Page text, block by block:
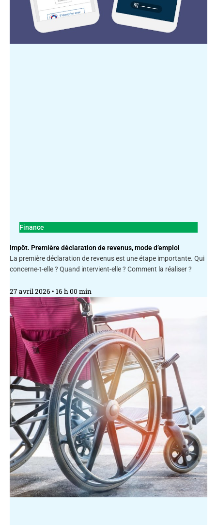
Finance
Impôt. Première déclaration de revenus, mode d’emploi
La première déclaration de revenus est une étape importante. Qui
concerne-t-elle ? Quand intervient-elle ? Comment la réaliser ?
27 avril 2026 16 h 00 min